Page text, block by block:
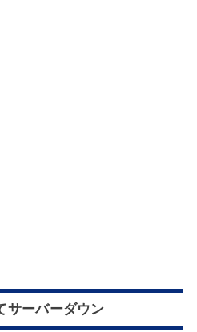
サーバーダウン